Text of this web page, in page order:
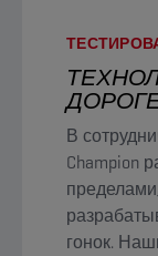
В
Champion
гонок.